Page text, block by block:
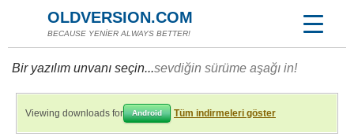
OLDVERSION.COM
BECAUSE YENİER ALWAYS BETTER!
Bir yazılım unvanı seçin...sevdiğin sürüme aşağı in!
Viewing downloads for Android Tüm indirmeleri göster